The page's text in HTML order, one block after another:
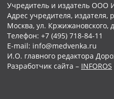
Учредитель и издатель ООО
Адрес учредителя, издателя,
Москва, ул. Кржижановского,
Телефон: +7 (495) 718-84-11
E-mail: info@medvenka.ru
И.О. главного редактора
Разработчик сайта – INFOROS